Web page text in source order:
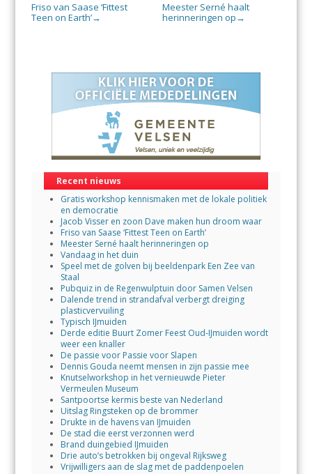
Friso van Saase ‘Fittest
Teen on Earth’→
Meester Serné haalt
herinneringen op →
Recent nieuws
Gratis workshop kennismaken met de lokale politiek
en democratie
Jacob Visser en zoon Dave maken hun droom waar
Friso van Saase ‘Fittest Teen on Earth’
Meester Serné haalt herinneringen op
Vandaag in het duin
Speel met de golven bij beeldenpark Een Zee van
Staal
Pubquiz in de Regenwulptuin door Samen Velsen
Dalende trend in strandafval verbergt dreiging
plasticvervuiling
Typisch IJmuiden
Derde editie Buurt Zomer Feest Oud-IJmuiden wordt
weer een knaller
De passie voor Passie voor Slapen
Dennis Gouda neemt mensen in zijn passie mee
Knutselworkshop in het vernieuwde Pieter
Vermeulen Museum
Santpoortse kermis beste van Nederland
Uitslag Ringsteken op de brommer
Drukte in de havens van IJmuiden
De stad die eerst verzonnen werd
Brand duingebied IJmuiden
Drie auto’s betrokken bij ongeval Rijksweg
Vrijwilligers aan de slag met de paddenpoelen